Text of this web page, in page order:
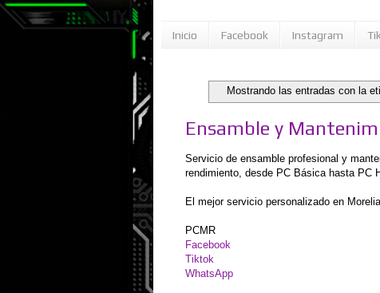
Inicio Facebook Instagram
Mostrando las entradas con la
Ensamble y
Servicio de ensamble profesional y
rendimiento, desde PC Básica hasta PC
El mejor servicio personalizado en
PCMR
Facebook
Tiktok
WhatsApp